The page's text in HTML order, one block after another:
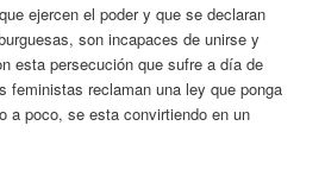
ejercen el poder y que se declaran
son incapaces de unirse y
esta persecución que sufre a día de
feministas reclaman una ley que ponga
a poco, se esta convirtiendo en un